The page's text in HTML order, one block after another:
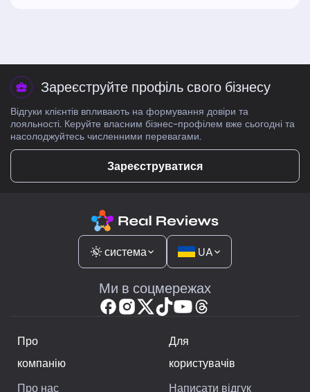
Зареєструйте профіль свого бізнесу
Відгуки клієнтів впливають на формування довіри та
лояльності. Керуйте власним бізнес-профілем вже сьогодні та
насолоджуйтесь численними перевагами.
Зареєструватися
система UA
Ми в соцмережах
Про
компанію
Про нас
Для
користувачів
Написати відгук